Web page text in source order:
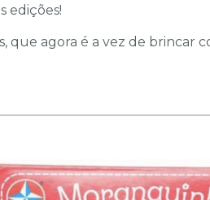
edições!
que agora é a vez de brincar